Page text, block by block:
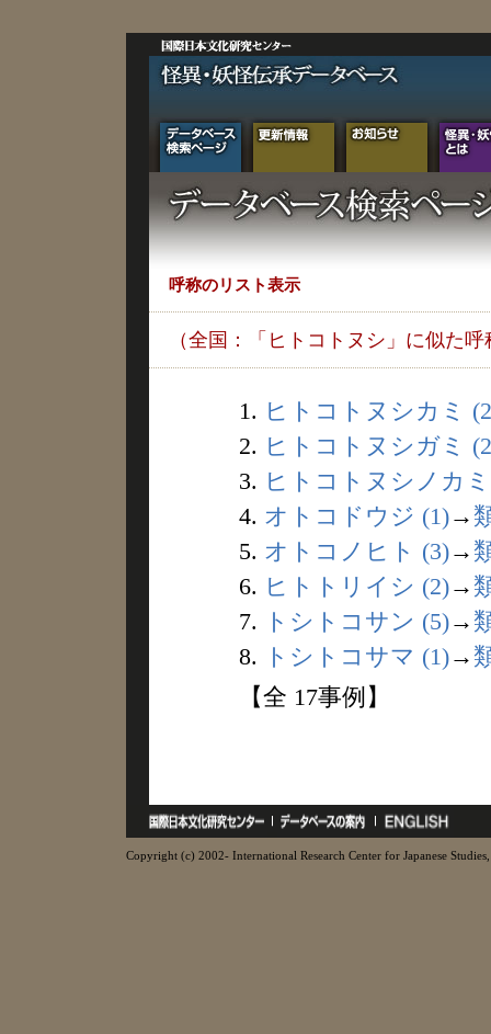
呼称のリスト表示
（全国：「ヒトコトヌシ」に似た呼
1. ヒトコトヌシカミ
2. ヒトコトヌシガミ
3. ヒトコトヌシノカ
4. オトコドウジ (1)→
5. オトコノヒト (3)→
6. ヒトトリイシ (2)→
7.
トシトコサン (5)→
8.
トシトコサマ (1)→
【全 17事例】
Copyright (c) 2002- International Research Center for Japanese